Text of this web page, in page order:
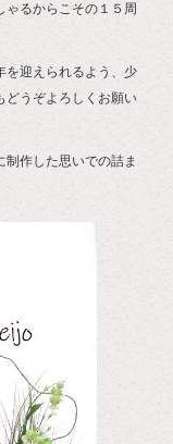
ゃるからこその１５周
を迎えられるよう、少
どうぞよろしくお願い
作した思いでの詰ま